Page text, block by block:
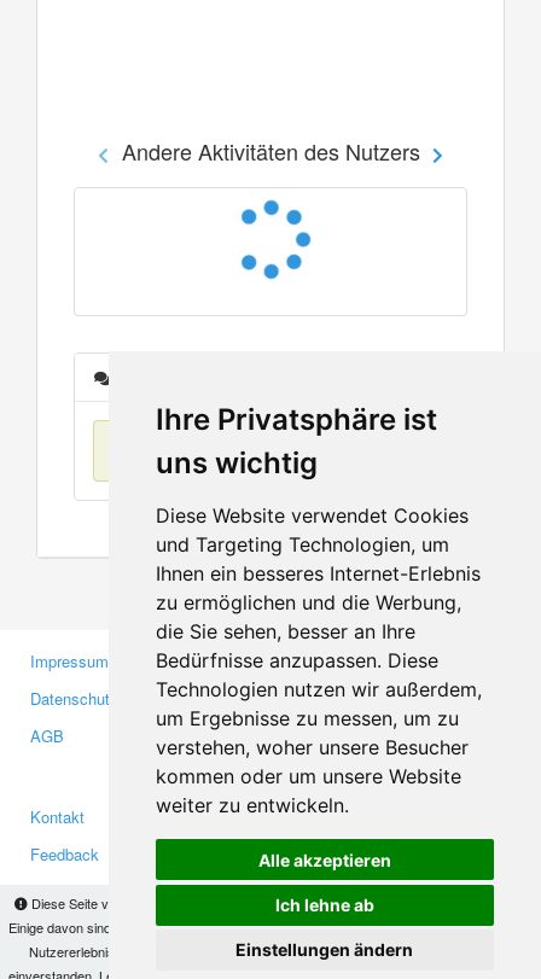
Ihre Privatsphäre ist
uns wichtig
Diese Website verwendet Cookies
und Targeting Technologien, um
Ihnen ein besseres Internet-Erlebnis
zu ermöglichen und die Werbung,
die Sie sehen, besser an Ihre
Bedürfnisse anzupassen. Diese
Technologien nutzen wir außerdem,
um Ergebnisse zu messen, um zu
verstehen, woher unsere Besucher
kommen oder um unsere Website
weiter zu entwickeln.
Alle akzeptieren
Ich lehne ab
Einstellungen ändern
Diese Seite verwendet Cookies, um Informationen auf Ihrem Computer zu speichern.
Einige davon sind notwendig, damit unsere Seite funktioniert, andere helfen uns dabei, das
Nutzererlebnis zu verbessern. Mit der Nutzung dieser Seite erklären Sie sich damit
Andere Aktivitäten des Nutzers
Keine Einträge
Impressum
Datenschutzerklärung
AGB
Gewerbetreibende
Investoren
Medien
Kontakt
Feedback
Facebook
Twitter
YouTube
Google+